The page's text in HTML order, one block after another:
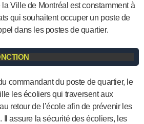
Ville de Montréal est constamment à
qui souhaitent occuper un poste de
dans les postes de quartier.
commandant du poste de quartier, le
les écoliers qui traversent aux
retour de l’école afin de prévenir les
Il assure la sécurité des écoliers, les